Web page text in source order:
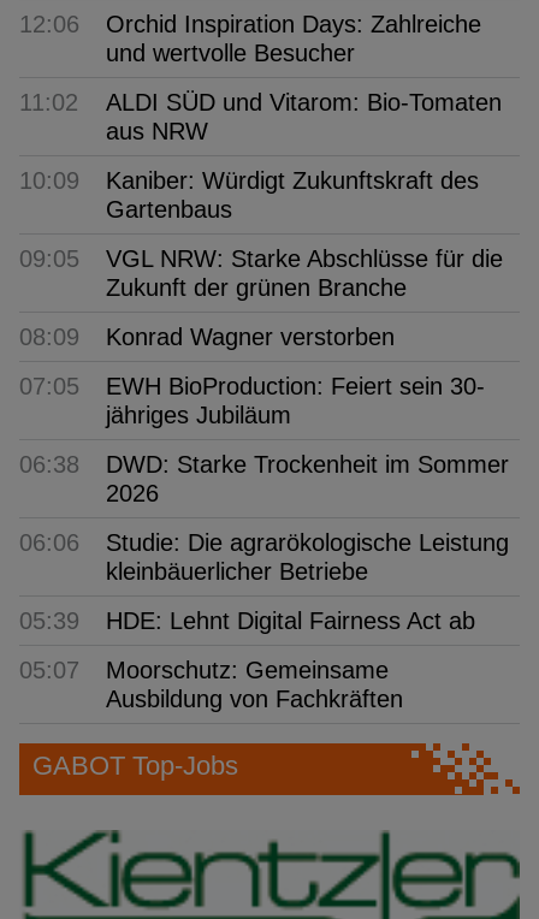
12:06
Orchid Inspiration Days: Zahlreiche
und wertvolle Besucher
11:02
ALDI SÜD und Vitarom: Bio-Tomaten
aus NRW
10:09
Kaniber: Würdigt Zukunftskraft des
Gartenbaus
09:05
VGL NRW: Starke Abschlüsse für die
Zukunft der grünen Branche
08:09
Konrad Wagner verstorben
07:05
EWH BioProduction: Feiert sein 30-
jähriges Jubiläum
06:38
DWD: Starke Trockenheit im Sommer
2026
06:06
Studie: Die agrarökologische Leistung
kleinbäuerlicher Betriebe
05:39
HDE: Lehnt Digital Fairness Act ab
05:07
Moorschutz: Gemeinsame
Ausbildung von Fachkräften
GABOT Top-Jobs